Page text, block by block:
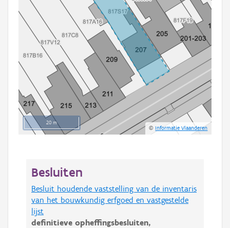
20 m
©Informatie Vlaanderen
Besluiten
Besluit houdende vaststelling van de inventaris
van het bouwkundig erfgoed en vastgestelde
lijst
definitieve opheffingsbesluiten,